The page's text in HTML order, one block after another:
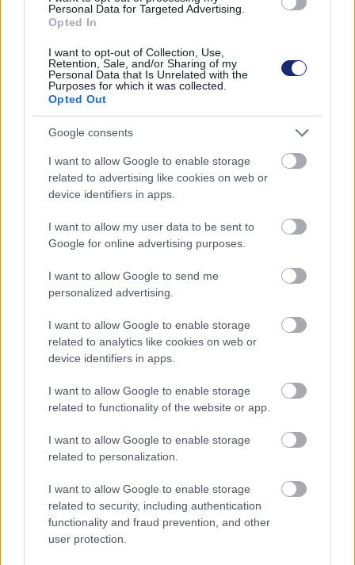
Personal Data for Targeted Advertising.
Opted In
I want to opt-out of Collection, Use,
Retention, Sale, and/or Sharing of my
Personal Data that Is Unrelated with the
Purposes for which it was collected.
Opted Out
Google consents
I want to allow Google to enable storage
related to advertising like cookies on web or
device identifiers in apps.
I want to allow my user data to be sent to
Google for online advertising purposes.
I want to allow Google to send me
personalized advertising.
I want to allow Google to enable storage
related to analytics like cookies on web or
device identifiers in apps.
I want to allow Google to enable storage
related to functionality of the website or app.
I want to allow Google to enable storage
related to personalization.
I want to allow Google to enable storage
related to security, including authentication
functionality and fraud prevention, and other
user protection.
szálló por és az úthálózat
Andersen Dávid| 2022 augusztus 31. 08:43
Az egyértelmű megállapítások mellett meglepő
eredmények is születtek.
Hogyan függ össze a levegőben található szálló por
között erre a kérdésre keresték a választ a Szegedi
Tudományegyetem geográfusai, akik a közlekedési
hálózatok térbeli jellemzőinek levegőminőségre
gyakorolt hatásait mutatják be egy rangos nemzetközi
folyóiratban publikált tanulmányukban.
A levegőminőség változásait extrém esetben - például
füst - mindenki azonnal érzékeli, azonban a
apró méretű szilárd és cseppfolyós alkotói a legtöbb
esetben rejtve maradnak érzékszerveink előtt. A
mikrométernél kisebb - részecskéi akkor válnak csak
láthatóvá, ha azok leülepednek.